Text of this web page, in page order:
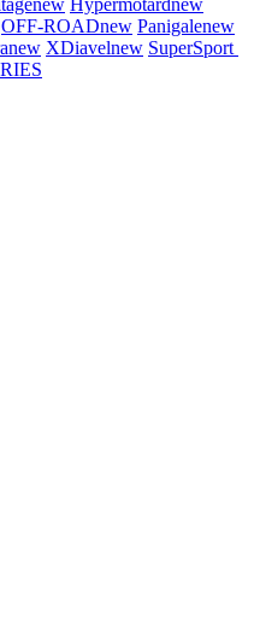
new Hypermotardnew
OFF-ROADnew Panigalenew
new XDiavelnew SuperSport